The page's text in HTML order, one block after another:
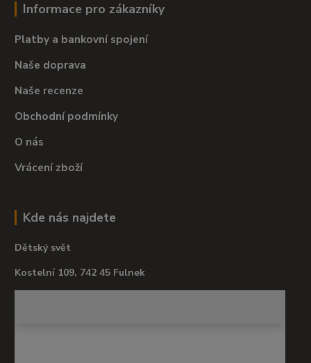
Informace pro zákazníky
Platby a bankovní spojení
Naše doprava
Naše recenze
Obchodní podmínky
O nás
Vrácení zboží
Kde nás najdete
Dětský svět
Kostelní 109, 742 45 Fulnek